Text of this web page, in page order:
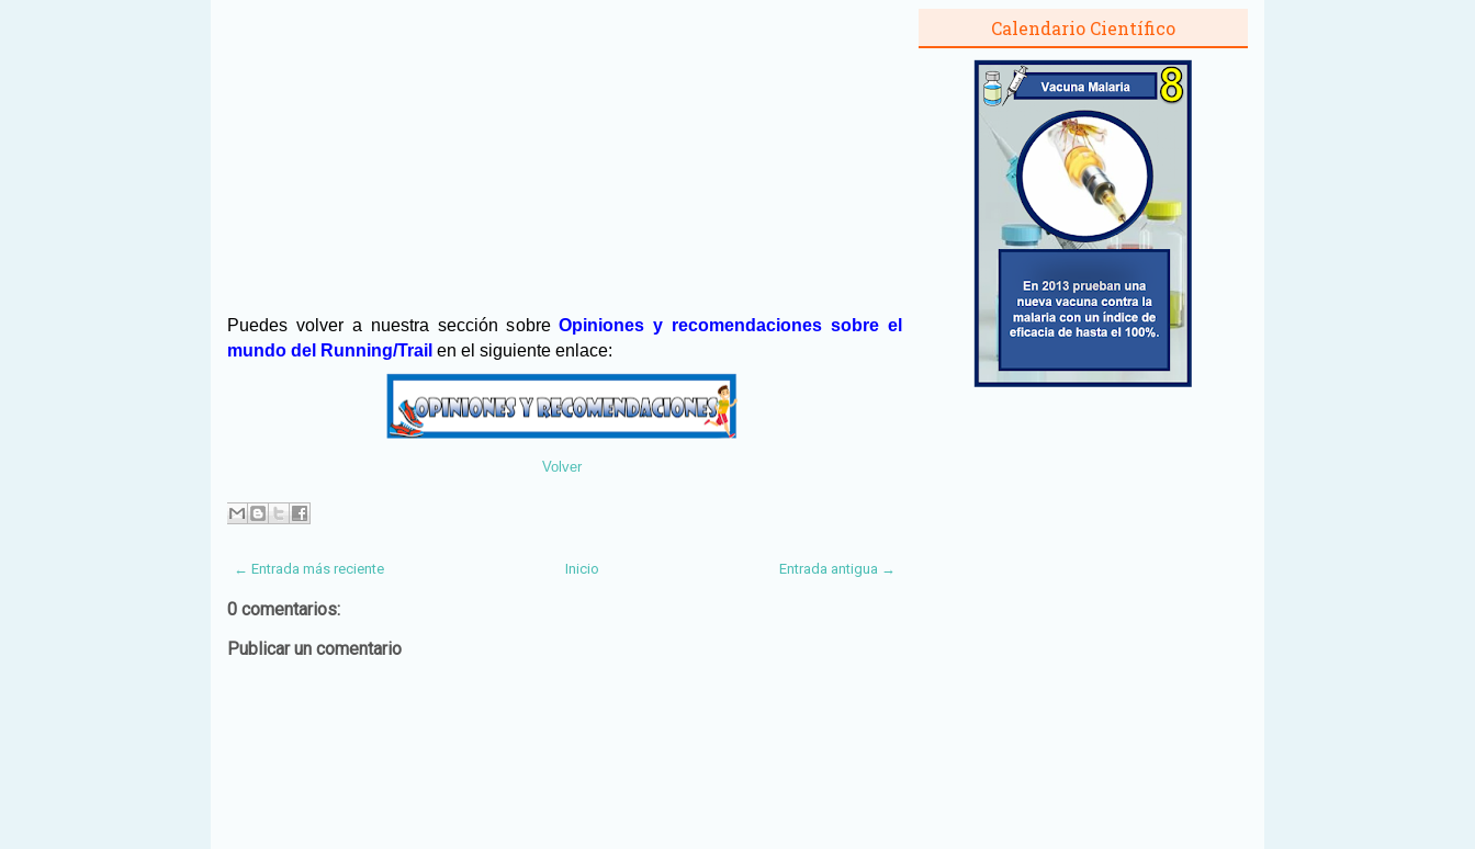
Puedes volver a nuestra sección sobreOpiniones y recomendaciones sobre el
mundo del Running/Trail en el siguiente enlace:
Volver
← Entrada más reciente Entrada antigua →
Inicio
0 comentarios:
Publicar un comentario
Calendario Científico